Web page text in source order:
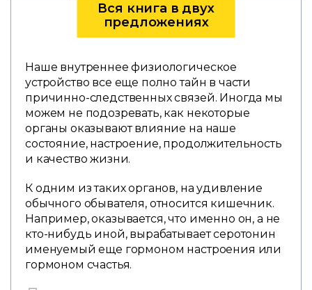
Вся книга в двух
предложениях
Наше внутреннее физиологическое
устройство все еще полно тайн в части
причинно-следственных связей. Иногда мы
можем не подозревать, как некоторые
органы оказывают влияние на наше
состояние, настроение, продолжительность
и качество жизни.
К одним из таких органов, на удивление
обычного обывателя, относится кишечник.
Например, оказывается, что именно он, а не
кто-нибудь иной, вырабатывает серотонин
именуемый еще гормоном настроения или
гормоном счастья.